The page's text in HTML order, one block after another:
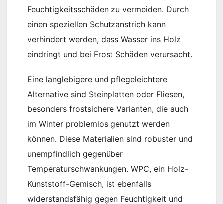
Feuchtigkeitsschäden zu vermeiden. Durch
einen speziellen Schutzanstrich kann
verhindert werden, dass Wasser ins Holz
eindringt und bei Frost Schäden verursacht.
Eine langlebigere und pflegeleichtere
Alternative sind Steinplatten oder Fliesen,
besonders frostsichere Varianten, die auch
im Winter problemlos genutzt werden
können. Diese Materialien sind robuster und
unempfindlich gegenüber
Temperaturschwankungen. WPC, ein Holz-
Kunststoff-Gemisch, ist ebenfalls
widerstandsfähig gegen Feuchtigkeit und